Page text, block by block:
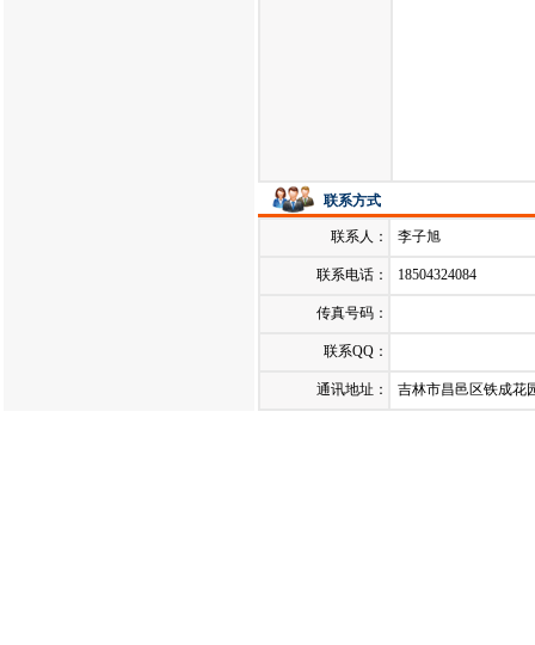
联系方式
联系人： 李子旭
联系电话： 18504324084
传真号码：
联系QQ：
通讯地址： 吉林市昌邑区铁成花